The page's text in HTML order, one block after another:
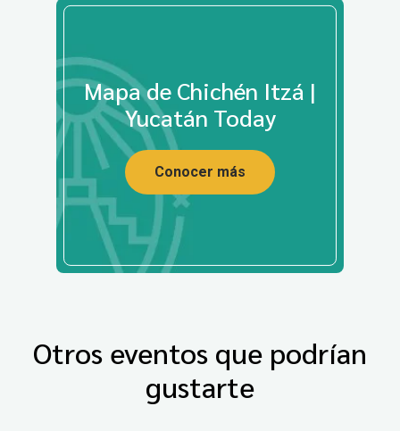
Mapa de Chichén Itzá |
Yucatán Today
Conocer más
Otros eventos que podrían
gustarte